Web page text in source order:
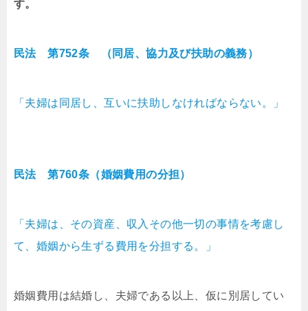
す。
民法 第752条 （同居、協力及び扶助の義務）
「夫婦は同居し、互いに扶助しなければならない。」
民法 第760条（婚姻費用の分担）
「夫婦は、その資産、収入その他一切の事情を考慮し
て、婚姻から生ずる費用を分担する。」
婚姻費用は結婚し、夫婦である以上、仮に別居してい